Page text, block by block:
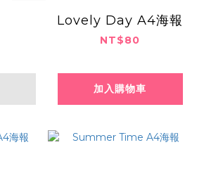
Lovely Day A4海報
NT$80
加入購物車